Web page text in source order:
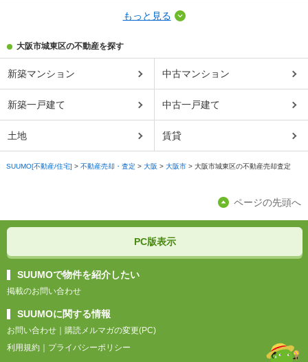
もっと見る
大阪市城東区の不動産を探す
新築マンション 中古マンション
新築一戸建て 中古一戸建て
土地 賃貸
SUUMO[不動産/住宅] > 不動産売却・査定 > 大阪 > 大阪市 > 大阪市城東区の不動産売却査定
ページの先頭へ
PC版表示
SUUMOで物件を紹介したい
掲載のお問い合わせ
SUUMOに関する情報
お問い合わせ
購読メルマガの変更(PC)
利用規約
プライバシーポリシー